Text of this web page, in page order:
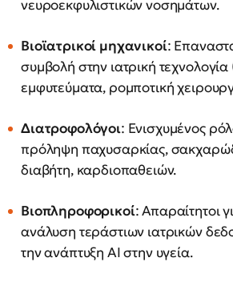
νευροεκφυλιστικών νοσημάτων.
Βιοϊατρικοί μηχανικοί:
συμβολή στην ιατρική τεχνολογία
εμφυτεύματα, ρομποτική
Διατροφολόγοι: Ενισχυμένος
πρόληψη παχυσαρκίας,
διαβήτη, καρδιοπαθειών.
Βιοπληροφορικοί: Απαραίτητοι
ανάλυση τεράστιων ιατρικών
την ανάπτυξη ΑΙ στην υγεία.